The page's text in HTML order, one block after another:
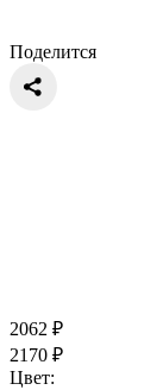
Поделится
2062 ₽
2170 ₽
Цвет: